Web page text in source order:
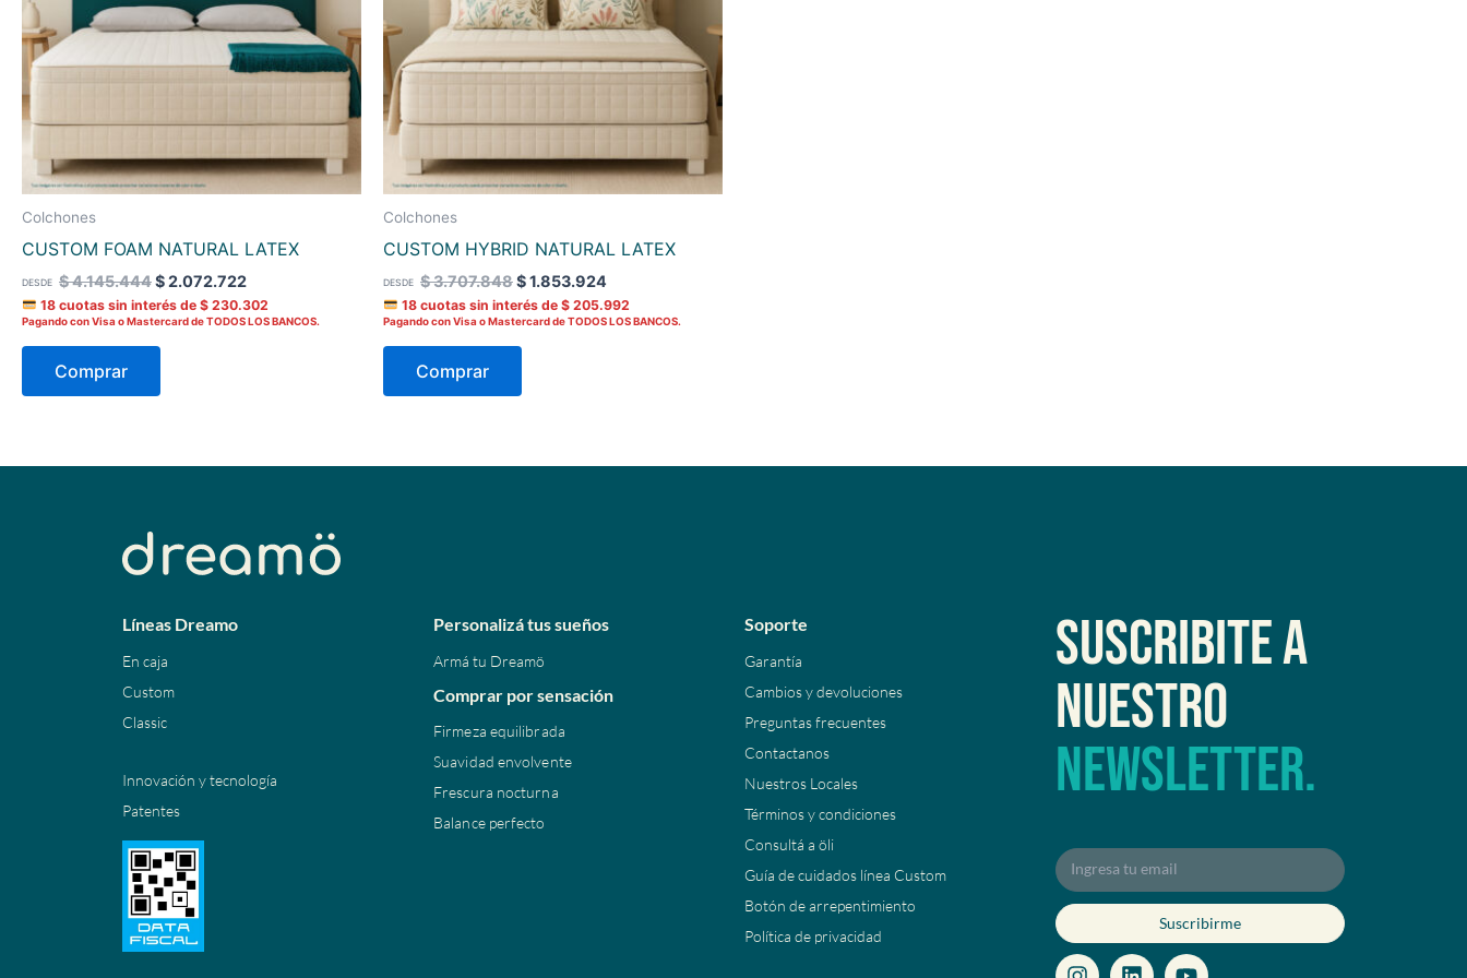
Colchones
CUSTOM FOAM NATURAL LATEX
DESDE $4.145.444$2.072.722
18 cuotas sin interés de $230.302
Pagando con Visa o Mastercard de TODOS LOS BANCOS.
Comprar
Las
opciones
se
elegir
en
la
del
Colchones
CUSTOM HYBRID NATURAL LATEX
DESDE $3.707.848$1.853.924
18 cuotas sin interés de $205.992
Pagando con Visa o Mastercard de TODOS LOS BANCOS.
Comprar
Las
opciones
se
elegir
en
la
del
Líneas Dreamo
En caja
Custom
Classic
Innovación y tecnología
Patentes
Personalizá tus sueños
Armá tu Dreamö
Comprar por sensación
Firmeza equilibrada
Suavidad envolvente
Frescura nocturna
Balance perfecto
Soporte
Garantía
Cambios y devoluciones
Preguntas frecuentes
Contactanos
Nuestros Locales
Términos y condiciones
Consultá a öli
Guía de cuidados línea Custom
Botón de arrepentimiento
Política de privacidad
Suscribite a
nuestro
newsletter.
Suscribirme
I
L
Y